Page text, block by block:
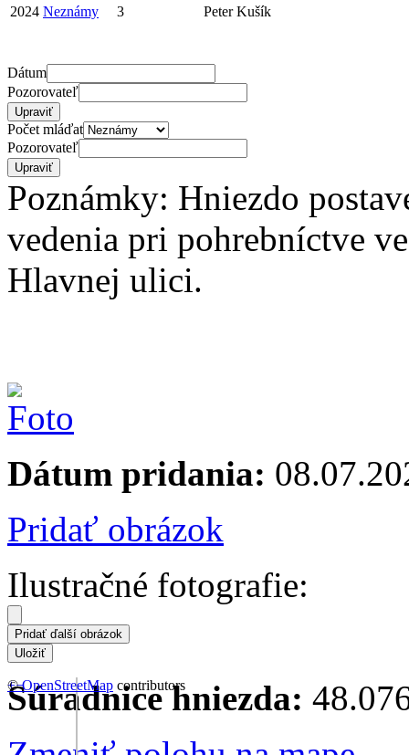
2024 Neznámy 3 Peter Kušík
Dátum
Pozorovateľ
Počet mláďat
Pozorovateľ
Poznámky: Hniezdo
vedenia pri pohrebníctve
Hlavnej ulici.
Dátum pridania:
Pridať obrázok
Ilustračné fotografie:
+−
©OpenStreetMap contributors
Súradnice hniezda: